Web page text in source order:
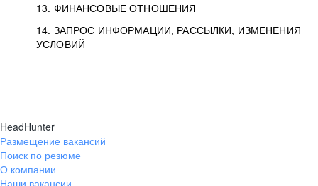
13. ФИНАНСОВЫЕ ОТНОШЕНИЯ
14. ЗАПРОС ИНФОРМАЦИИ, РАССЫЛКИ, ИЗМЕНЕНИЯ
УСЛОВИЙ
HeadHunter
Размещение вакансий
Поиск по резюме
О компании
Наши вакансии